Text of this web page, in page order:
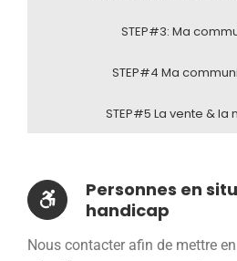
STEP#3: Ma
STEP#4 Ma
STEP#5 La vente &
Personnes en
handicap
Nous contacter afin de mettre